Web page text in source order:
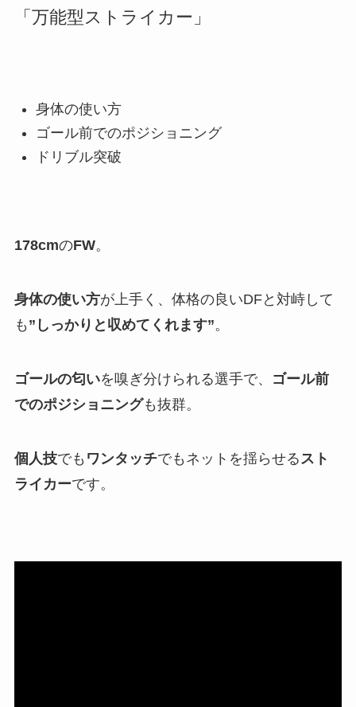
「万能型ストライカー」
身体の使い方
ゴール前でのポジショニング
ドリブル突破
178cmのFW。
身体の使い方が上手く、体格の良いDFと対峙して
も ”しっかりと収めてくれます”。
ゴールの匂いを嗅ぎ分けられる選手で、
ゴール前
でのポジショニングも抜群。
個人技でも ワンタッチでもネットを揺らせる スト
ライカーです。